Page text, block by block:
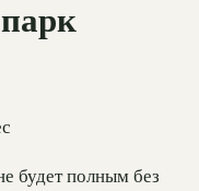
будет полным без